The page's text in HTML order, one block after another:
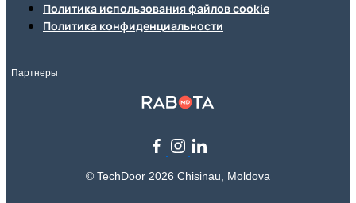
Политика использования файлов cookie
Политика конфиденциальности
Партнеры
© TechDoor 2026 Chisinau, Moldova